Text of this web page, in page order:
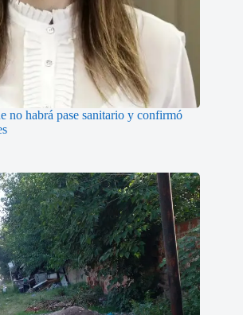
no habrá pase sanitario y confirmó